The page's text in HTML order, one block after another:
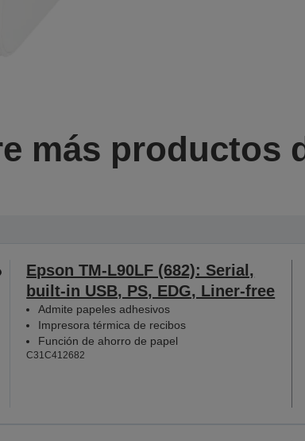
más productos
Epson TM-L90LF (682): Serial,
built-in USB, PS, EDG, Liner-free
Admite papeles adhesivos
Impresora térmica de recibos
Función de ahorro de papel
C31C412682